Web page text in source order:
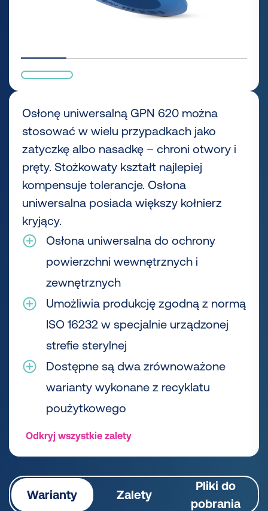
Osłonę uniwersalną GPN 620 można
stosować w wielu przypadkach jako
zatyczkę albo nasadkę – chroni otwory i
pręty. Stożkowaty kształt najlepiej
kompensuje tolerancje. Osłona
uniwersalna posiada większy kołnierz
kryjący.
Osłona uniwersalna do ochrony
powierzchni wewnętrznych i
zewnętrznych
Umożliwia produkcję zgodną z normą
ISO 16232 w specjalnie urządzonej
strefie sterylnej
Dostępne są dwa zrównoważone
warianty wykonane z recyklatu
poużytkowego
Odkryj wszystkie zalety
Warianty Zalety
Pliki do
pobrania